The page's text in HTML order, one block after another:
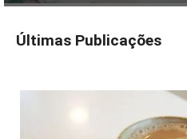
Últimas Publicações